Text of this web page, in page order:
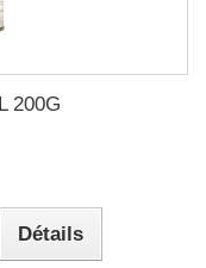
200G
Détails